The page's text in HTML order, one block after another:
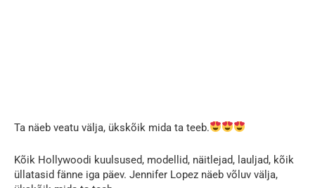
Ta näeb veatu välja, ükskõik mida ta teeb.
Kõik Hollywoodi kuulsused, modellid, näitlejad, lauljad, kõik
üllatasid fänne iga päev. Jennifer Lopez näeb võluv välja,